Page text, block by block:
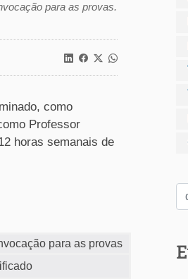
para as provas.
como
Professor
horas semanais de
para as provas